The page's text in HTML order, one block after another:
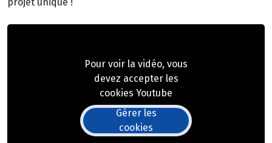
Pour voir la vidéo, vous
devez accepter les
cookies Youtube
Gérer les
cookies